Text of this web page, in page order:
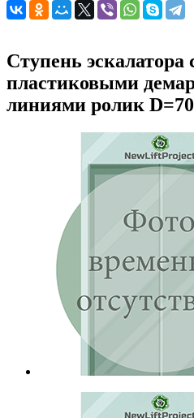
Ступень эскалатора
пластиковыми
линиями ролик